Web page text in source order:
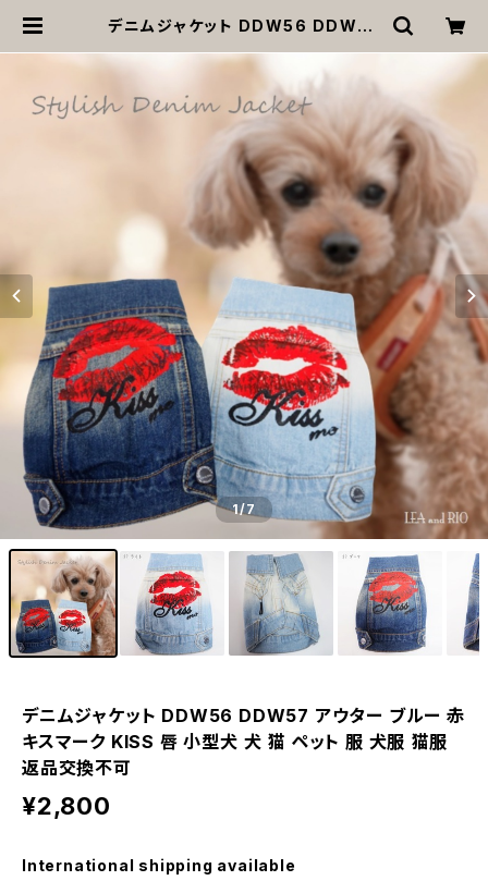
デニムジャケット DDW56 DDW57
唇 小型犬 犬 猫 ペット 服 犬服 猫服
返品交換不可 | MOANA
1/7
デニムジャケット DDW56 DDW57 アウター ブルー 赤
キスマーク KISS 唇 小型犬 犬 猫 ペット 服 犬服 猫服
返品交換不可
¥2,800
International shipping available